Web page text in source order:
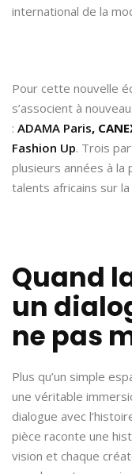
international de la
Pour cette nouvelle
s’associent à
: ADAMA Paris,
Fashion Up. Trois
plusieurs années à la
talents africains sur
Quand
un
ne pas
Plus qu’un simple
une véritable
dialogue avec
pièce raconte une
vision et chaque